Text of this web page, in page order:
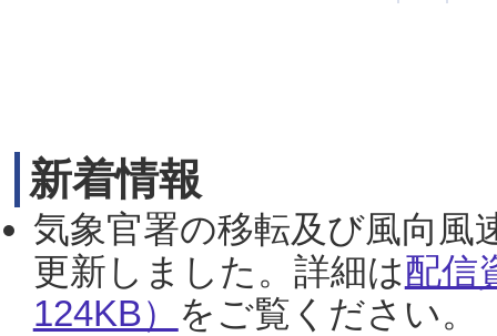
新着情報
気象官署の移転及び風向風
更新しました。詳細は配信
124KB） をご覧ください。